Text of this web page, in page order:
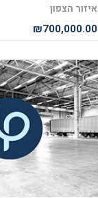
איזור הצפון
₪700,000.00